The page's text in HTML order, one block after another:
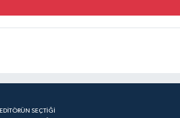
EDITÖRÜN SEÇTIĞI